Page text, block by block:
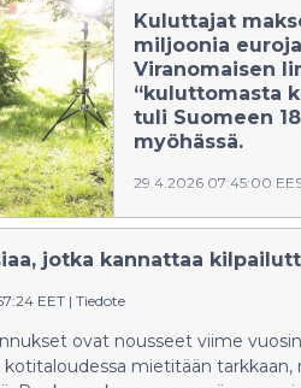
Aarikkalankatu
yhdistää
kansainväliset
palvelun.
Kuluttajat
miljoonia
Viranomaisen
“kuluttomasta
tuli Suomeen
myöhässä.
29.4.2026 07:45:00
EU linjasi jo
virheellisen tavaran
maksaa kuluttajalle
vaihtelevasti, mutta
jotka kannattaa
EET | Tiedote
ovat nousseet viime
kotitaloudessa mietitään tarkkaan,